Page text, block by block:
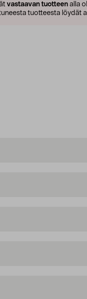
vastaavan tuotteen alla
tuotteesta löydät